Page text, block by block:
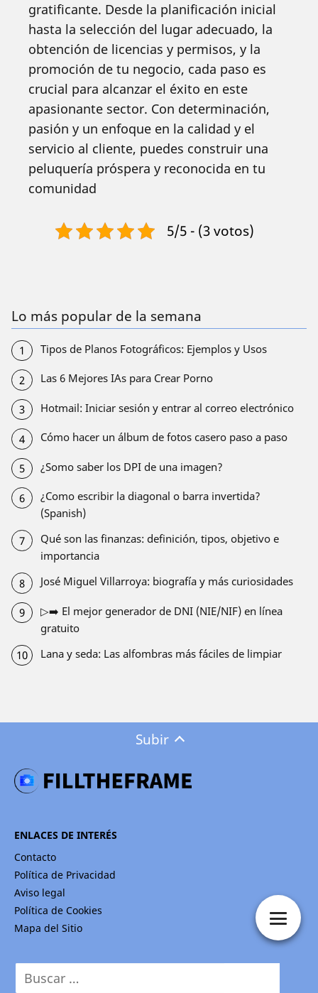
gratificante. Desde la planificación inicial
hasta la selección del lugar adecuado, la
obtención de licencias y permisos, y la
promoción de tu negocio, cada paso es
crucial para alcanzar el éxito en este
apasionante sector. Con determinación,
pasión y un enfoque en la calidad y el
servicio al cliente, puedes construir una
peluquería próspera y reconocida en tu
comunidad
5/5 - (3 votos)
Lo más popular de la semana
Tipos de Planos Fotográficos: Ejemplos y Usos
Las 6 Mejores IAs para Crear Porno
Hotmail: Iniciar sesión y entrar al correo electrónico
Cómo hacer un álbum de fotos casero paso a paso
¿Somo saber los DPI de una imagen?
¿Como escribir la diagonal o barra invertida?
(Spanish)
Qué son las finanzas: definición, tipos, objetivo e
importancia
José Miguel Villarroya: biografía y más curiosidades
▷➡️ El mejor generador de DNI (NIE/NIF) en línea
gratuito
Lana y seda: Las alfombras más fáciles de limpiar
Subir
ENLACES DE INTERÉS
Contacto
Política de Privacidad
Aviso legal
Política de Cookies
Mapa del Sitio